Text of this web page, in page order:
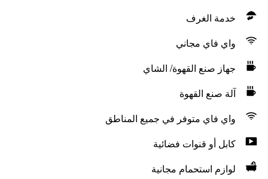
خدمة الغرف
واي فاي مجاني
جهاز صنع القهوة/ الشاي
آلة صنع القهوة
واي فاي متوفر في جميع المناطق
كابل أو قنوات فضائية
لوازم استحمام مجانية